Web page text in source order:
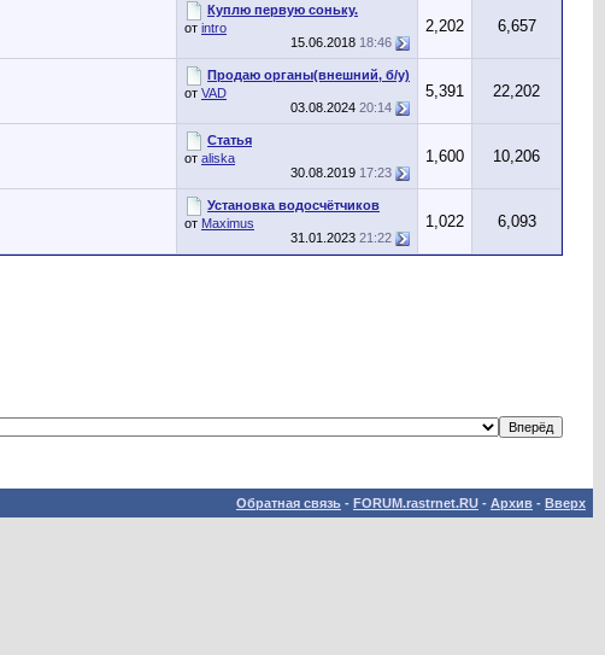
Куплю первую соньку.
от intro
15.06.2018 18:46
2,202 6,657
Продаю органы(внешний, б/у)
от VAD
03.08.2024 20:14
5,391 22,202
Статья
от aliska
30.08.2019 17:23
1,600 10,206
Установка водосчётчиков
от Maximus
31.01.2023 21:22
1,022 6,093
Обратная связь - FORUM.rastrnet.RU - Архив - Вверх